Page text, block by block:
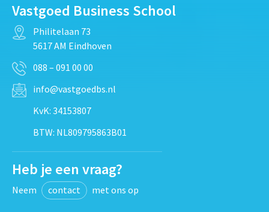
Vastgoed Business School
Philitelaan 73
5617 AM Eindhoven
088 – 091 00 00
info@vastgoedbs.nl
KvK: 34153807
BTW: NL809795863B01
Heb je een vraag?
Neem contact met ons op